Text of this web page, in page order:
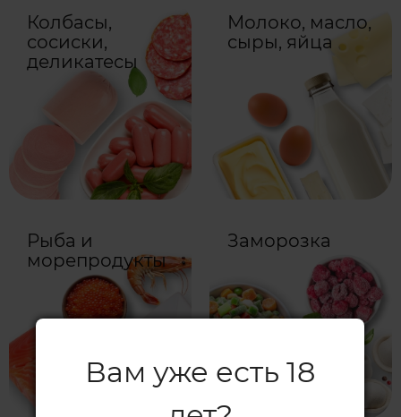
Колбасы,
сосиски,
деликатесы
Молоко, масло,
сыры, яйца
Рыба и
морепродукты
Заморозка
Вам уже есть 18